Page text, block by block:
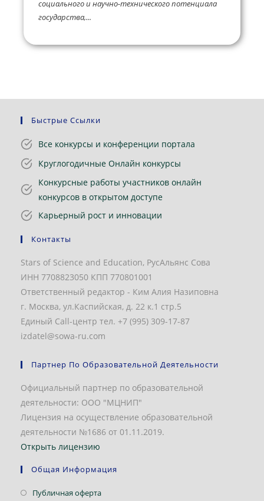
социального и научно-технического потенциала
государства,...
Быстрые Ссылки
Все конкурсы и конференции портала
Круглогодичные Онлайн конкурсы
Конкурсные работы участников онлайн
конкурсов в открытом доступе
Карьерный рост и инновации
Контакты
Stars of Science and Education, РусАльянс Сова
ИНН 7708823050 КПП 770801001
Ответственный редактор - Ким Алия Назиповна
г. Москва, ул.Каспийская, д. 22 к.1 стр.5
Единый Call-центр тел. +7 (995) 309-17-87
izdatel@sowa-ru.com
Партнер По Образовательной Деятельности
Официальный партнер по образовательной
деятельности: ООО "МЦНИП"
Лицензия на осуществление образовательной
деятельности №1686 от 01.11.2019.
Открыть лицензию
Общая Информация
Публичная офертаОткроется